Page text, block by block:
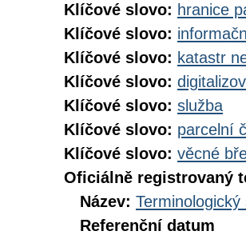
Klíčové slovo: hranice
Klíčové slovo:
Klíčové slovo: katastr
Klíčové slovo:
Klíčové slovo: služba
Klíčové slovo: parcelní
Klíčové slovo: věcné
Oficiálně registrovaný
Název:
Referenční datum